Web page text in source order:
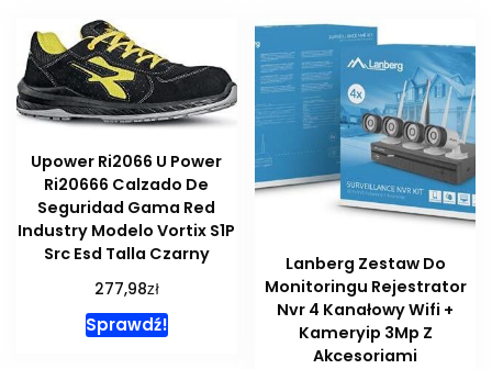
Upower Ri2066 U Power
Ri20666 Calzado De
Seguridad Gama Red
Industry Modelo Vortix S1P
Src Esd Talla Czarny
277,98zł
Sprawdź!
Lanberg Zestaw Do
Monitoringu Rejestrator
Nvr 4 Kanałowy Wifi +
Kameryip 3Mp Z
Akcesoriami